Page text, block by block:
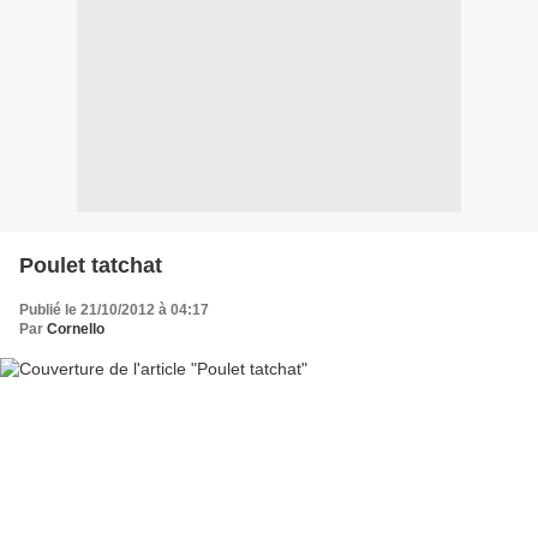
Poulet tatchat
Publié le 21/10/2012 à 04:17
Par Cornello